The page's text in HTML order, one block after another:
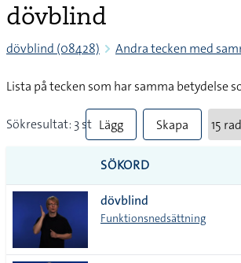
dövblind
dövblind (08428) Andra tecken med
Lista på tecken som har samma betydelse
Sökresultat: 3 st Lägg
till
alla i
lista
Skapa
SÖKORD
dövblind
Funktionsnedsättning